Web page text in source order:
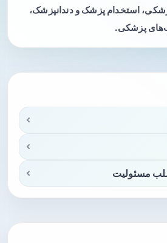
استخدام پزشک و دندانپزشک،
مسئولیت